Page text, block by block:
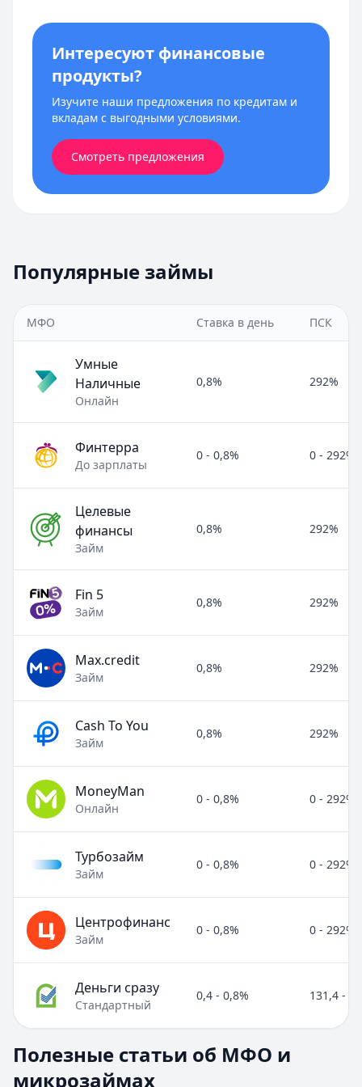
Интересуют финансовые
продукты?
Изучите наши предложения по кредитам и
вкладам с выгодными условиями.
Смотреть предложения
Популярные займы
МФО Ставка в день ПСК
Умные
Наличные
Онлайн
0,8% 292%
Финтерра
До зарплаты
0 - 0,8% 0 - 292%
Целевые
финансы
Займ
0,8% 292%
Fin 5
Займ
0,8% 292%
Max.credit
Займ
0,8% 292%
Cash To You
Займ
0,8% 292%
MoneyMan
Онлайн
0 - 0,8% 0 - 292%
Турбозайм
Займ
0 - 0,8% 0 - 292%
Центрофинанс
Займ
0 - 0,8% 0 - 292%
Деньги сразу
Стандартный
0,4 - 0,8% 131,4 -
Раздел:МФО и микрозаймы. Всего статей: 8.
Займ под расписку
Полезные статьи об МФО и
микрозаймах